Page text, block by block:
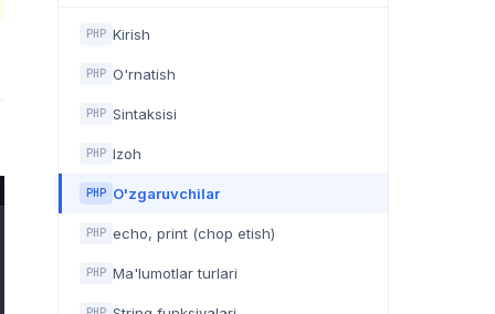
PHP Kirish
PHP O'rnatish
PHP Sintaksisi
PHP Izoh
PHP O'zgaruvchilar
PHP echo, print (chop etish)
PHP Ma'lumotlar turlari